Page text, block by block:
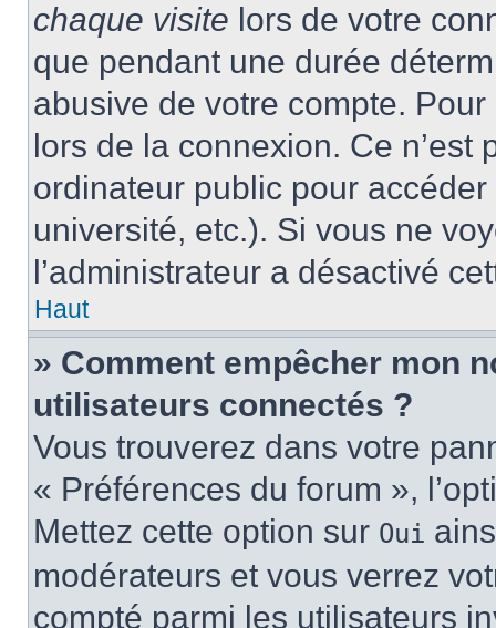
chaque visite lors de votre
que pendant une durée
abusive de votre compte.
lors de la connexion. Ce
ordinateur public pour
université, etc.). Si vous ne
l’administrateur a désactivé
Haut
» Comment empêcher mon
utilisateurs connectés ?
Vous trouverez dans votre
« Préférences du forum »,
Mettez cette option sur Oui
modérateurs et vous verrez
compté parmi les utilisateurs